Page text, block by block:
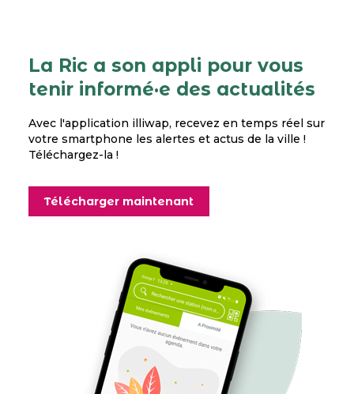
La Ric a son appli pour vous
tenir informé·e des actualités
Avec l'application illiwap, recevez en temps réel sur
votre smartphone les alertes et actus de la ville !
Téléchargez-la !
Télécharger maintenant